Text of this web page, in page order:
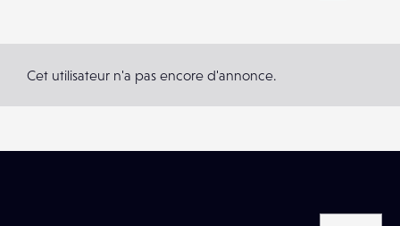
CONTACTS
ÉVÉNEMENTS
Cet utilisateur n'a pas encore d'annonce.